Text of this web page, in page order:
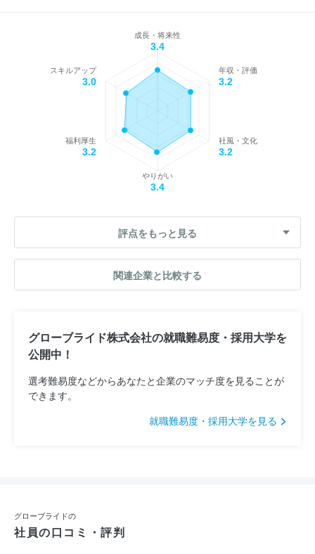
成長・将来性
3.4
年収・評価
3.2
社風・文化
3.2
やりがい
3.4
福利厚生
3.2
スキルアップ
3.0
評点をもっと見る
関連企業と比較する
グローブライド株式会社の就職難易度・採用大学を
公開中！
選考難易度などからあなたと企業のマッチ度を見ることが
できます。
就職難易度・採用大学を見る
グローブライドの
社員の口コミ・評判